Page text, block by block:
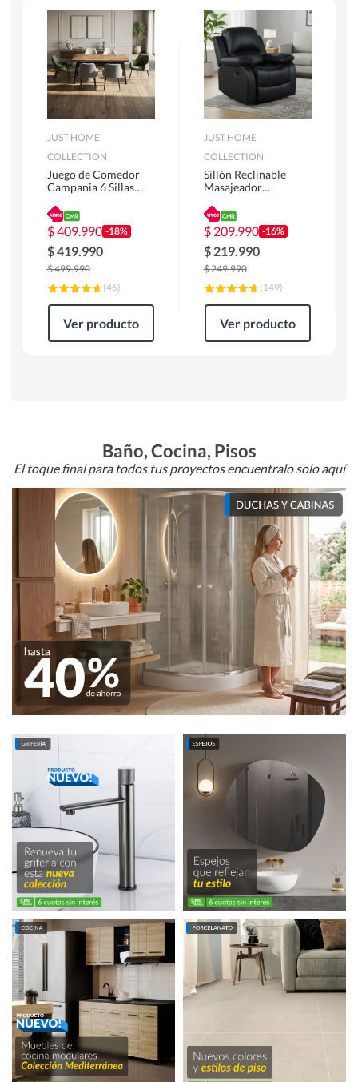
Escritorios y Sillas PC
Racks y Muebles TV
Alfombras
JUST HOME
COLLECTION
Juego de Comedor
Campania 6 Sillas
180 x 90 x 76 cm
Café
$409.990 -18%
$419.990
$499.990
(46)
Ver producto
JUST HOME
COLLECTION
Sillón Reclinable
Masajeador
Atlanta 91x101x94
cm Negro
$ 209.990 -16%
$ 219.990
$249.990
(149)
Ver producto
Baño, Cocina, Pisos
El toque final para todos tus proyectos encuentralo solo aquí